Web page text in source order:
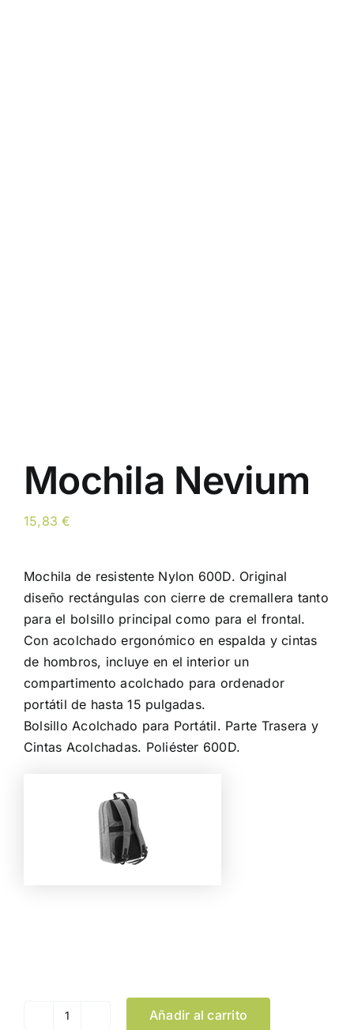
Mochila Nevium
15,83€
Mochila de resistente Nylon 600D. Original
diseño rectángulas con cierre de cremallera tanto
para el bolsillo principal como para el frontal.
Con acolchado ergonómico en espalda y cintas
de hombros, incluye en el interior un
compartimento acolchado para ordenador
portátil de hasta 15 pulgadas.
Bolsillo Acolchado para Portátil. Parte Trasera y
Cintas Acolchadas. Poliéster 600D.
Mochila
Añadir al carrito